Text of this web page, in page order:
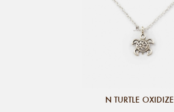
N TURTLE OXIDIZE